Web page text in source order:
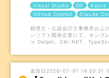
Visual Studio
Git Azure
GitHub Copilot
Claude
税理士・公認会計士事務所およ
ンソフト開発企業にて、オンプ
≫ Delphi、C#/.NET、
追加日2026-07-01 14:50:31